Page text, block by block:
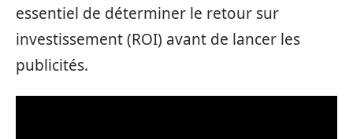
essentiel de déterminer le retour sur
investissement (ROI) avant de lancer les
publicités.